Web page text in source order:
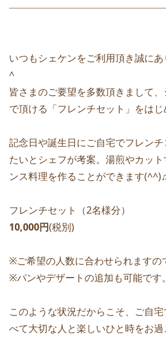
いつもシェケンをご利用頂き誠に
^
皆さまのご要望を多数頂きまして
で頂ける「フレンチセット」をはじ
記念日や誕生日にご自宅でフレン
たいとシェフが考案。湯煎やカッ
ンス料理を作ることができます
フレンチセット（2名様分）
10,000円(税別)
※ご希望の人数に合わせられますの
※パンやデザートの追加も可能です。
このような状況だからこそ、ご自
べて大切な人と楽しいひと時をお